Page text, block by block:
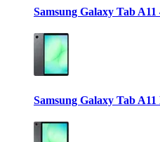
Samsung Galaxy Tab
Samsung Galaxy Tab